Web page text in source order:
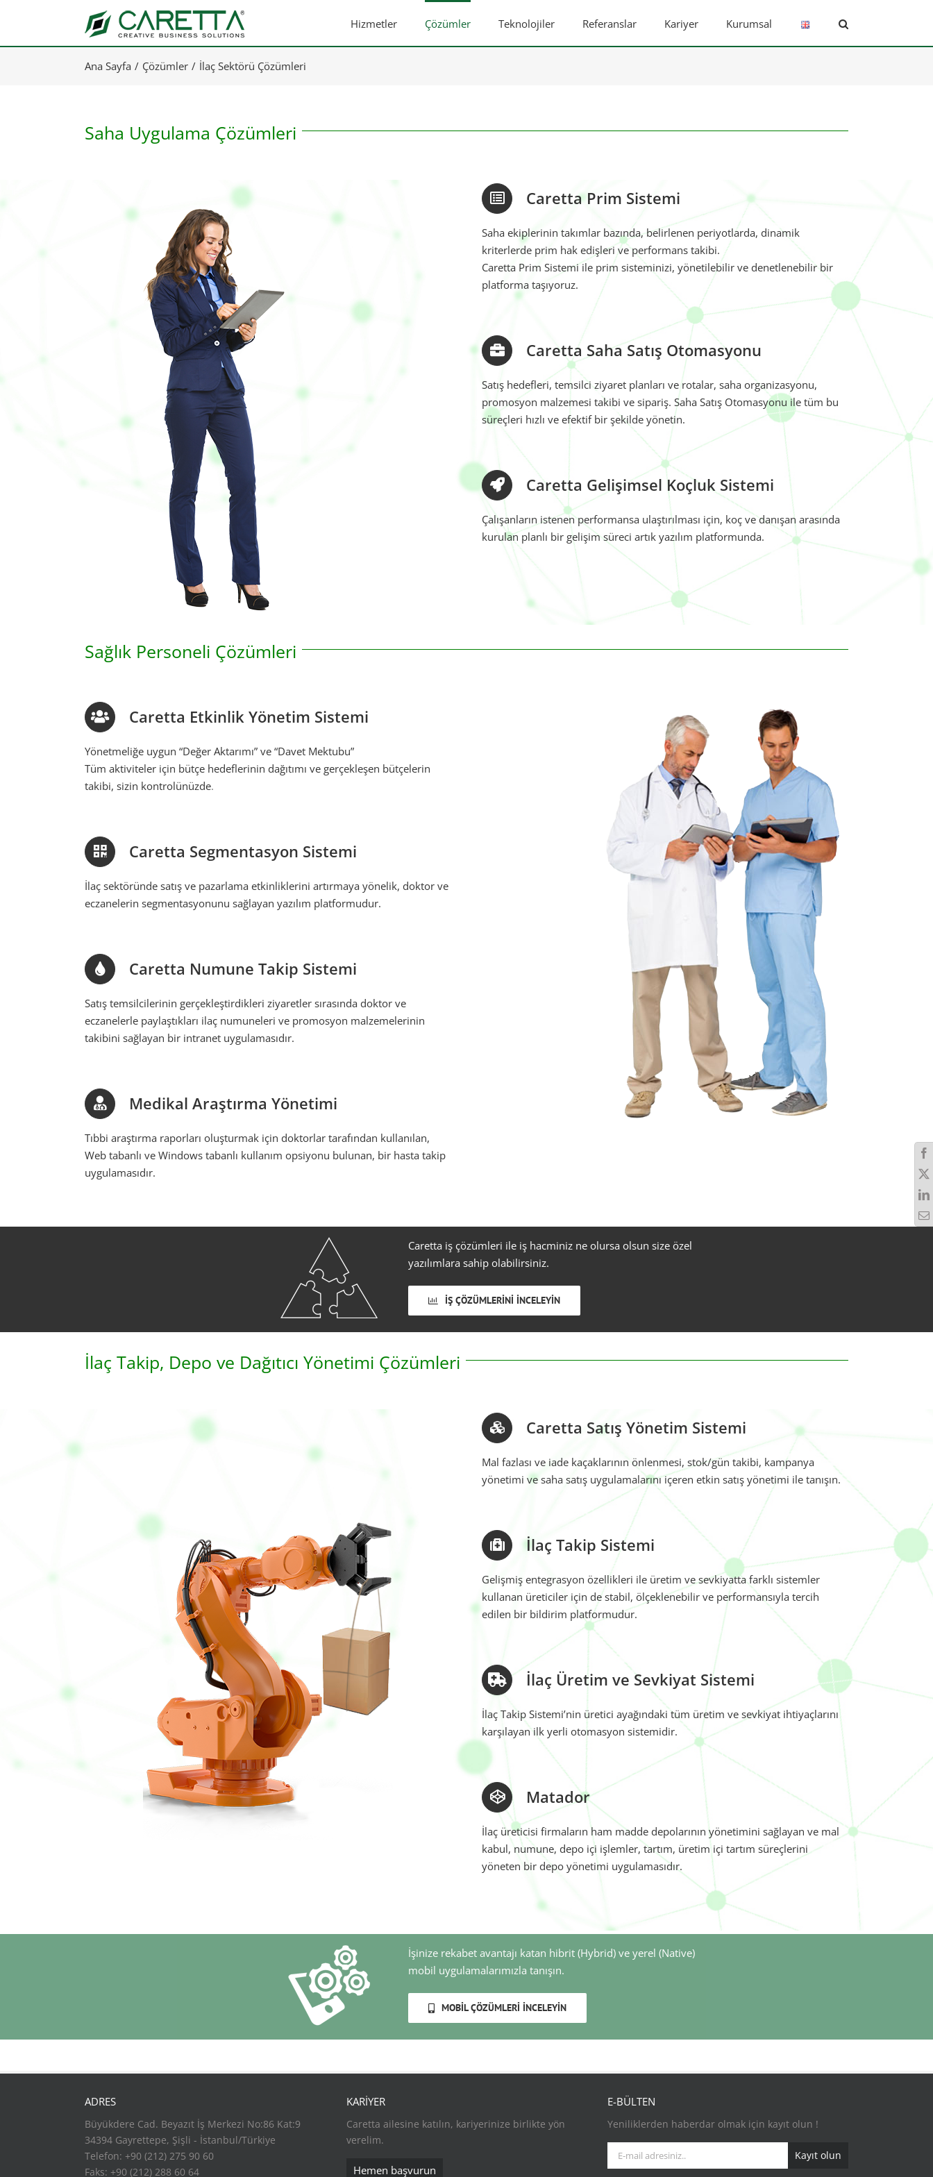
content
Hizmetler Çözümler Teknolojiler Referanslar Kariyer Kurumsal
Ana Sayfa Çözümler İlaç Sektörü Çözümleri
Saha Uygulama Çözümleri
Caretta Prim Sistemi
Saha ekiplerinin takımlar bazında, belirlenen periyotlarda, dinamik
kriterlerde prim hak edişleri ve performans takibi.
Caretta Prim Sistemi ile prim sisteminizi, yönetilebilir ve denetlenebilir bir
platforma taşıyoruz.
Caretta Saha Satış Otomasyonu
Satış hedefleri, temsilci ziyaret planları ve rotalar, saha organizasyonu,
promosyon malzemesi takibi ve sipariş. Saha Satış Otomasyonu ile tüm bu
süreçleri hızlı ve efektif bir şekilde yönetin.
Caretta Gelişimsel Koçluk Sistemi
Çalışanların istenen performansa ulaştırılması için, koç ve danışan arasında
kurulan planlı bir gelişim süreci artık yazılım platformunda.
Sağlık Personeli Çözümleri
Caretta Etkinlik Yönetim Sistemi
Yönetmeliğe uygun “Değer Aktarımı” ve “Davet Mektubu”
Tüm aktiviteler için bütçe hedeflerinin dağıtımı ve gerçekleşen bütçelerin
takibi, sizin kontrolünüzde.
Caretta Segmentasyon Sistemi
İlaç sektöründe satış ve pazarlama etkinliklerini artırmaya yönelik, doktor ve
eczanelerin segmentasyonunu sağlayan yazılım platformudur.
Caretta Numune Takip Sistemi
Satış temsilcilerinin gerçekleştirdikleri ziyaretler sırasında doktor ve
eczanelerle paylaştıkları ilaç numuneleri ve promosyon malzemelerinin
takibini sağlayan bir intranet uygulamasıdır.
Medikal Araştırma Yönetimi
Tıbbi araştırma raporları oluşturmak için doktorlar tarafından kullanılan,
Web tabanlı ve Windows tabanlı kullanım opsiyonu bulunan, bir hasta takip
uygulamasıdır.
Caretta iş çözümleri ile iş hacminiz ne olursa olsun size özel
yazılımlara sahip olabilirsiniz.
İŞ ÇÖZÜMLERINI İNCELEYIN
İlaç Takip, Depo ve Dağıtıcı Yönetimi Çözümleri
Caretta Satış Yönetim Sistemi
Mal fazlası ve iade kaçaklarının önlenmesi, stok/gün takibi, kampanya
yönetimi ve saha satış uygulamalarını içeren etkin satış yönetimi ile tanışın.
İlaç Takip Sistemi
Gelişmiş entegrasyon özellikleri ile üretim ve sevkiyatta farklı sistemler
kullanan üreticiler için de stabil, ölçeklenebilir ve performansıyla tercih
edilen bir bildirim platformudur.
İlaç Üretim ve Sevkiyat Sistemi
İlaç Takip Sistemi’nin üretici ayağındaki tüm üretim ve sevkiyat ihtiyaçlarını
karşılayan ilk yerli otomasyon sistemidir.
Matador
İlaç üreticisi firmaların ham madde depolarının yönetimini sağlayan ve mal
kabul, numune, depo içi işlemler, tartım, üretim içi tartım süreçlerini
yöneten bir depo yönetimi uygulamasıdır.
İşinize rekabet avantajı katan hibrit (Hybrid) ve yerel (Native)
mobil uygulamalarımızla tanışın.
MOBIL ÇÖZÜMLERI İNCELEYIN
ADRES
Büyükdere Cad. Beyazıt İş Merkezi No:86 Kat:9
34394 Gayrettepe, Şişli - İstanbul/Türkiye
Telefon: +90 (212) 275 90 60
Faks: +90 (212) 288 60 64
KARİYER
Caretta ailesine katılın, kariyerinize birlikte yön
verelim.
Hemen başvurun
E-BÜLTEN
Yeniliklerden haberdar olmak için kayıt olun !